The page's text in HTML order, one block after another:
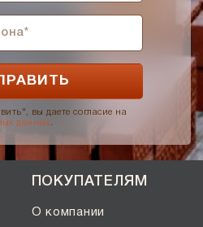
вы даете согласие на
данных .
ПОКУПАТЕЛЯМ
О компании